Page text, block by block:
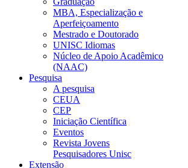
MBA, Especialização e
Aperfeiçoamento
Mestrado e Doutorado
UNISC Idiomas
Núcleo de Apoio Acadêmico
(NAAC)
Pesquisa
A pesquisa
CEUA
CEP
Iniciação Científica
Eventos
Revista Jovens
Pesquisadores Unisc
Extensão